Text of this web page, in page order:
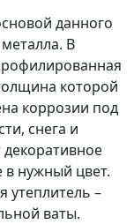
данного
В
которой
коррозии под
снега и
нужный цвет.
утеплитель –
ваты.